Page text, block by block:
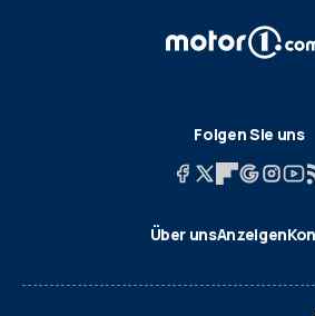
Folgen Sie uns
Über unsAnzeigen